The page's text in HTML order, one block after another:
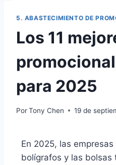
5. ABASTECIMIENTO DE
Los 11
para 2025
PorTony Chen 19 de
En 2025, las
bolígrafos y las bolsas